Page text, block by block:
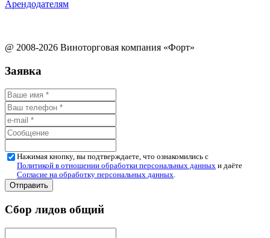
Арендодателям
@ 2008-2026 Виноторговая компания «Форт»
Заявка
Нажимая кнопку, вы подтверждаете, что ознакомились с
Политикой в отношении обработки персональных данных и даёте
Согласие на обработку персональных данных.
Сбор лидов общий